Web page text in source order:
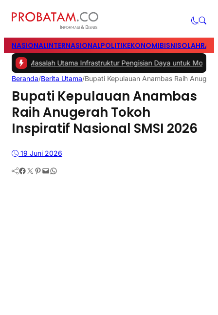
NASIONALINTERNASIONALPOLITIKEKONOMIBISNIS
Utama Infrastruktur Pengisian Daya untuk Mobil Listrik yang
Beranda/Berita Utama/Bupati Kepulauan Anambas Raih
Bupati Kepulauan Anambas
Raih Anugerah Tokoh
Inspiratif Nasional SMSI 2026
19 Juni 2026
Facebook Twitter Pinterest Mail WhatsApp